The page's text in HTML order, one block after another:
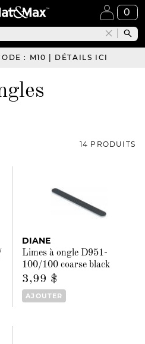
0
: M10 | DÉTAILS ICI
14 PRODUITS
DIANE
Limes à ongle D951-
100/100 coarse black
3,99 $
AJOUTER